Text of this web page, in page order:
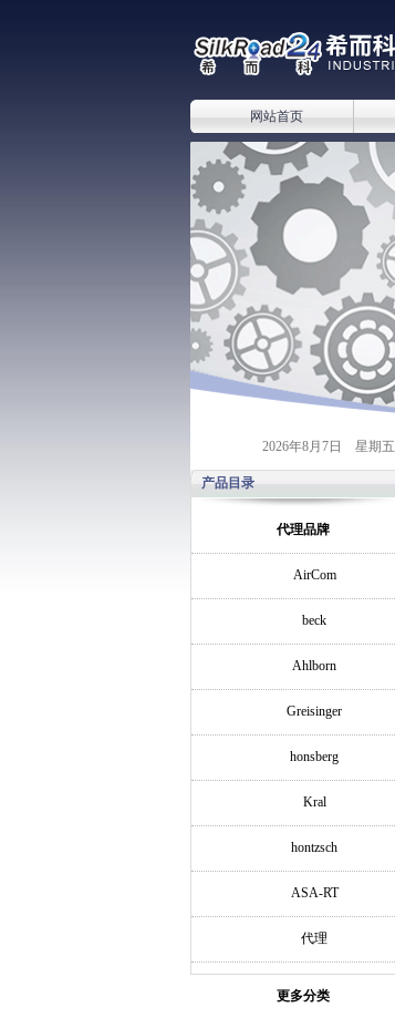
网站首页
2026年8月7日 星期五
产品目录
代理品牌
AirCom
beck
Ahlborn
Greisinger
honsberg
Kral
hontzsch
ASA-RT
代理
更多分类